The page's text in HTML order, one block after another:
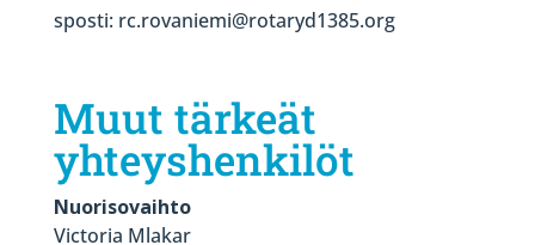
sposti: rc.rovaniemi@rotaryd1385.org
Muut tärkeät
yhteyshenkilöt
Nuorisovaihto
Victoria Mlakar